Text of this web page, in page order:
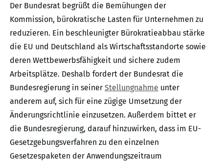
Der Bundesrat begrüßt die Bemühungen der
Kommission, bürokratische Lasten für Unternehmen zu
reduzieren. Ein beschleunigter Bürokratieabbau stärke
die EU und Deutschland als Wirtschaftsstandorte sowie
deren Wettbewerbsfähigkeit und sichere zudem
Arbeitsplätze. Deshalb fordert der Bundesrat die
Bundesregierung in seiner Stellungnahme unter
anderem auf, sich für eine zügige Umsetzung der
Änderungsrichtlinie einzusetzen. Außerdem bittet er
die Bundesregierung, darauf hinzuwirken, dass im EU-
Gesetzgebungsverfahren zu den einzelnen
Gesetzespaketen der Anwendungszeitraum